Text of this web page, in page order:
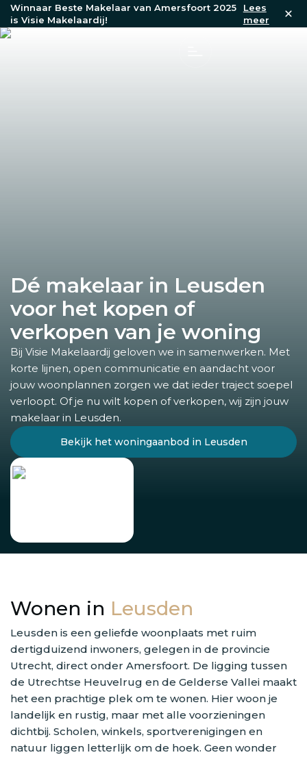
Winnaar Beste Makelaar van Amersfoort 2025
is Visie Makelaardij!
Lees
meer
Dé makelaar in Leusden
voor het kopen of
verkopen van je woning
Bij Visie Makelaardij geloven we in samenwerken. Met
korte lijnen, open communicatie en aandacht voor
jouw woonplannen zorgen we dat ieder traject soepel
verloopt. Of je nu wilt kopen of verkopen, wij zijn jouw
makelaar in Leusden.
Bekijk het woningaanbod in Leusden
Wonen in Leusden
Leusden is een geliefde woonplaats met ruim
dertigduizend inwoners, gelegen in de provincie
Utrecht, direct onder Amersfoort. De ligging tussen
de Utrechtse Heuvelrug en de Gelderse Vallei maakt
het een prachtige plek om te wonen. Hier woon je
landelijk en rustig, maar met alle voorzieningen
dichtbij. Scholen, winkels, sportverenigingen en
natuur liggen letterlijk om de hoek. Geen wonder